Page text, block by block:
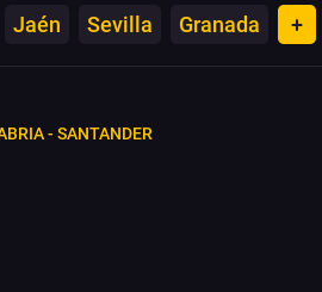
Jaén Sevilla Granada +
- SANTANDER